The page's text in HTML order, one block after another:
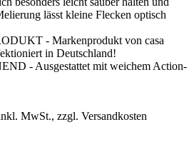
lässt kleine Flecken optisch
- Markenprodukt von casa
in Deutschland!
- Ausgestattet mit weichem Action-
MwSt., zzgl. Versandkosten